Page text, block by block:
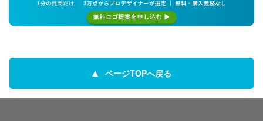
ページTOPへ戻る